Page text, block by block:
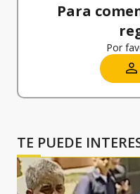
Para
Por
TE PUEDE